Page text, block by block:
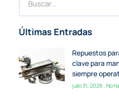
Últimas Entradas
Repuestos
clave para
siempre
julio 31, 2026 No